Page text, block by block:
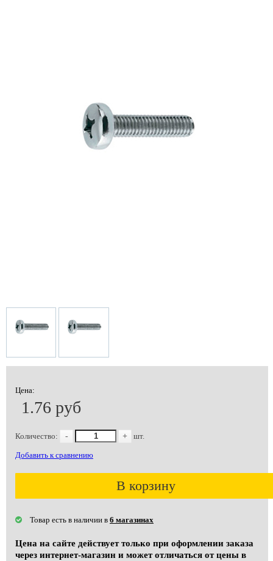
Цена:
1.76 руб
Количество: - + шт.
Добавить к сравнению
В корзину
Товар есть в наличии в 6 магазинах
Цена на сайте действует только при оформлении заказа
через интернет-магазин и может отличаться от цены в